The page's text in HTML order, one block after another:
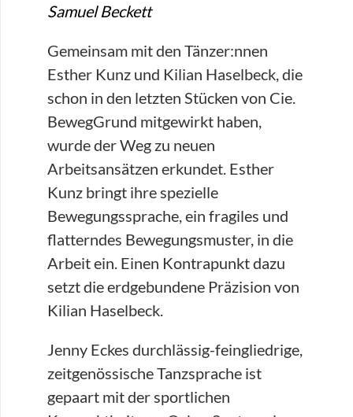
Samuel Beckett
Gemeinsam mit den Tänzer:nnen
Esther Kunz und Kilian Haselbeck, die
schon in den letzten Stücken von Cie.
BewegGrund mitgewirkt haben,
wurde der Weg zu neuen
Arbeitsansätzen erkundet. Esther
Kunz bringt ihre spezielle
Bewegungssprache, ein fragiles und
flatterndes Bewegungsmuster, in die
Arbeit ein. Einen Kontrapunkt dazu
setzt die erdgebundene Präzision von
Kilian Haselbeck.
Jenny Eckes durchlässig-feingliedrige,
zeitgenössische Tanzsprache ist
gepaart mit der sportlichen